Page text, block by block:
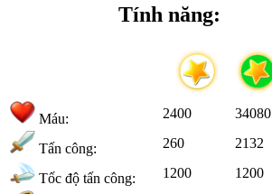
Tính năng:
Máu: 2400 34080
Tấn công: 260 2132
Tốc độ tấn công: 1200 1200